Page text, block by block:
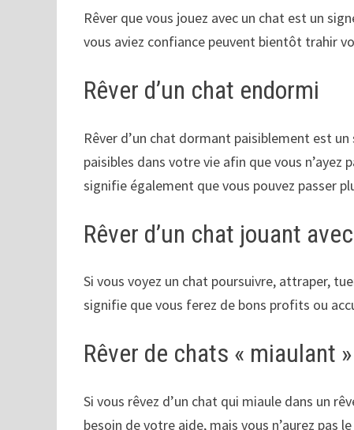
Rêver que vous jouez avec un chat est un
vous aviez confiance peuvent bientôt trahir
Rêver d’un chat endormi
Rêver d’un chat dormant paisiblement est
paisibles dans votre vie afin que vous n’ayez
signifie également que vous pouvez passer
Rêver d’un chat jouant
Si vous voyez un chat poursuivre, attraper,
signifie que vous ferez de bons profits ou
Rêver de chats « miaulant »
Si vous rêvez d’un chat qui miaule dans un
besoin de votre aide, mais vous n’aurez pas